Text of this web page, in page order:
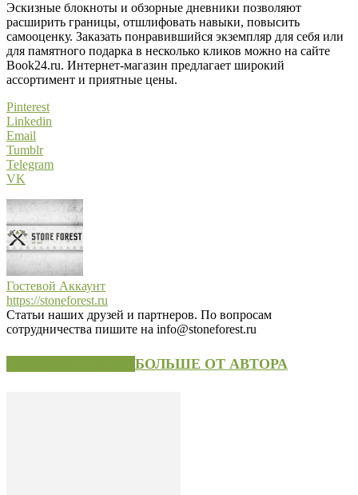
Эскизные блокноты и обзорные дневники позволяют
расширить границы, отшлифовать навыки, повысить
самооценку. Заказать понравившийся экземпляр для себя или
для памятного подарка в несколько кликов можно на сайте
Book24.ru. Интернет-магазин предлагает широкий
ассортимент и приятные цены.
Pinterest
Linkedin
Email
Tumblr
Telegram
VK
Гостевой Аккаунт
https://stoneforest.ru
Статьи наших друзей и партнеров. По вопросам
сотрудничества пишите на info@stoneforest.ru
БОЛЬШЕ ОТ АВТОРА